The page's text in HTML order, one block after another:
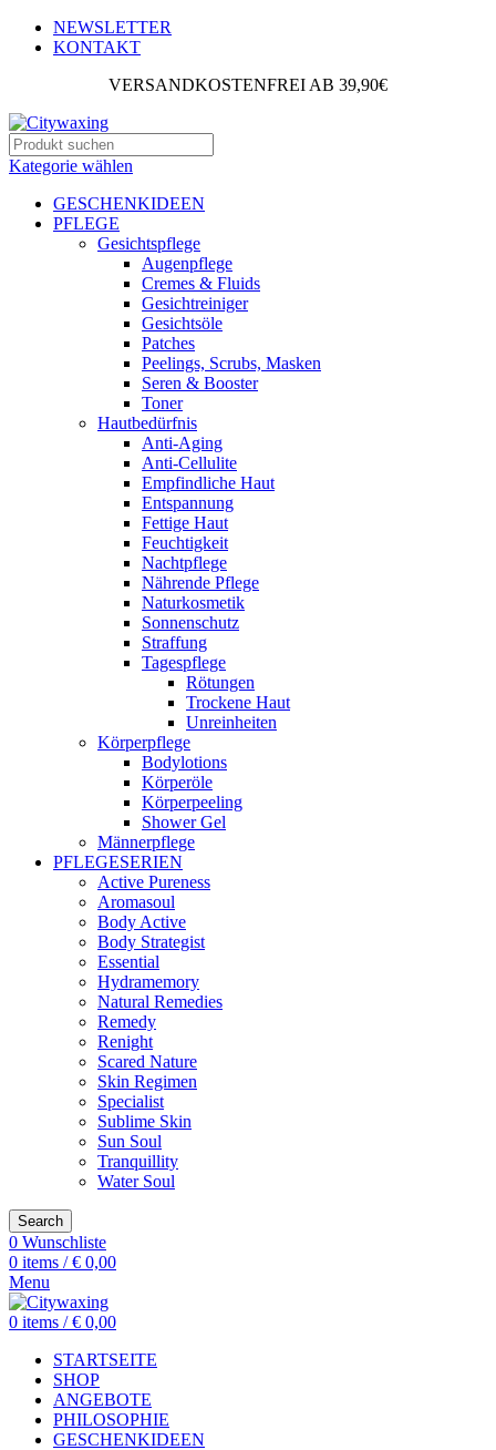
NEWSLETTER
KONTAKT
VERSANDKOSTENFREI AB 39,90€
Kategorie wählen
GESCHENKIDEEN
PFLEGE
Gesichtspflege
Augenpflege
Cremes & Fluids
Gesichtreiniger
Gesichtsöle
Patches
Peelings, Scrubs, Masken
Seren & Booster
Toner
Hautbedürfnis
Anti-Aging
Anti-Cellulite
Empfindliche Haut
Entspannung
Fettige Haut
Feuchtigkeit
Nachtpflege
Nährende Pflege
Naturkosmetik
Sonnenschutz
Straffung
Tagespflege
Rötungen
Trockene Haut
Unreinheiten
Körperpflege
Bodylotions
Körperöle
Körperpeeling
Shower Gel
Männerpflege
PFLEGESERIEN
Active Pureness
Aromasoul
Body Active
Body Strategist
Essential
Hydramemory
Natural Remedies
Remedy
Renight
Scared Nature
Skin Regimen
Specialist
Sublime Skin
Sun Soul
Tranquillity
Water Soul
Search
0 Wunschliste
0 items / € 0,00
Menu
0 items / € 0,00
STARTSEITE
SHOP
ANGEBOTE
PHILOSOPHIE
GESCHENKIDEEN